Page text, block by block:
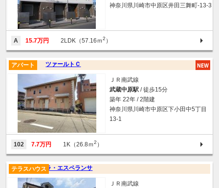
神奈川県川崎市中原区井田三舞町-13-3
A 15.7万円 2LDK（57.16ｍ2 ）
ツァールトＣ
アパート
ＪＲ南武線
武蔵中原駅 / 徒歩15分
築年 22年 / 2階建
神奈川県川崎市中原区下小田中5丁目
13-1
102 7.7万円 1K（26.8ｍ2 ）
ラ・エスペランサ
テラスハウス
ＪＲ南武線